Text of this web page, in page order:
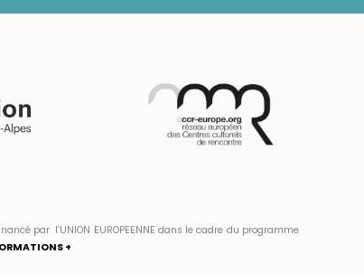
par l’UNION EUROPEENNE dans le cadre du programme
+